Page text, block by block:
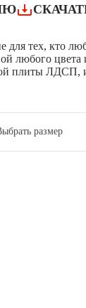
тех, кто
любого
плиты
размер